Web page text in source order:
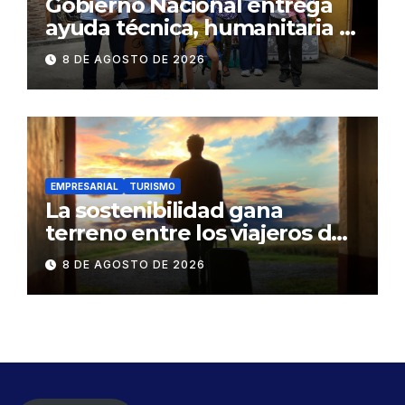
ayuda técnica, humanitaria y
Bono Joaquín Gallegos Lara a
familia en situación de
vulnerabilidad
8 DE AGOSTO DE 2026
EMPRESARIAL TURISMO
La sostenibilidad gana
terreno entre los viajeros de
negocios
8 DE AGOSTO DE 2026